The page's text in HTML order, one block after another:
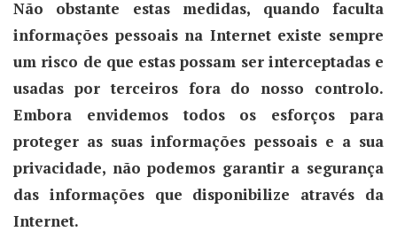
Não obstante estas medidas, quando faculta
informações pessoais na Internet existe sempre
um risco de que estas possam ser interceptadas e
usadas por terceiros fora do nosso controlo.
Embora envidemos todos os esforços para
proteger as suas informações pessoais e a sua
privacidade, não podemos garantir a segurança
das informações que disponibilize através da
Internet.